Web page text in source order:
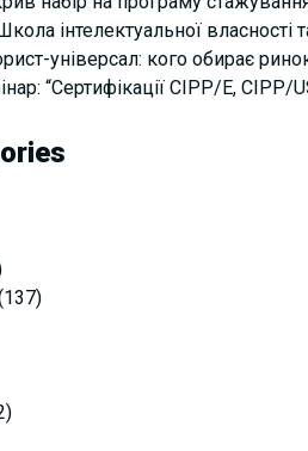
інтелектуальної власності
універсал: кого обирає
“Сертифікації СІРР/Е, CIPP/